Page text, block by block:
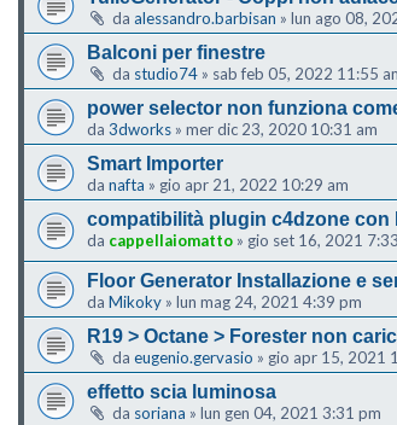
da alessandro.barbisan » lun ago 08,
Balconi per finestre
da studio74 » sab feb 05, 2022 11:55
power selector non funziona
da 3dworks » mer dic 23, 2020 10:31 am
Smart Importer
da nafta » gio apr 21, 2022 10:29 am
compatibilità plugin c4dzone con
da cappellaiomatto » gio set 16, 2021
Floor Generator Installazione e
da Mikoky » lun mag 24, 2021 4:39 pm
R19 > Octane > Forester non
da eugenio.gervasio » gio apr 15, 2021
effetto scia luminosa
da soriana » lun gen 04, 2021 3:31 pm